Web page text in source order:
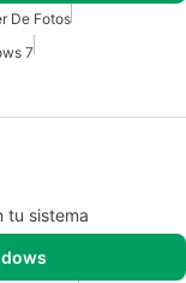
De Fotos
7
tu sistema